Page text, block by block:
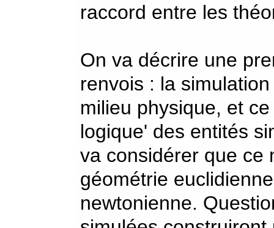
raccord entre les
On va décrire une
renvois : la
milieu physique, et
logique' des entités
va considérer que ce
géométrie
newtonienne.